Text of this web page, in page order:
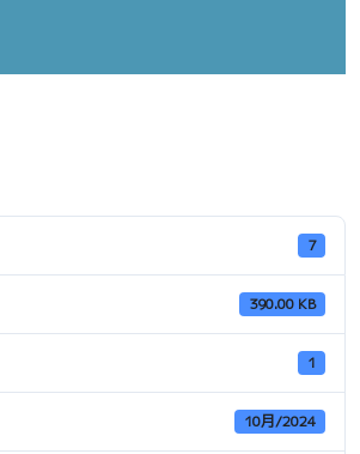
7
390.00 KB
1
10月/2024